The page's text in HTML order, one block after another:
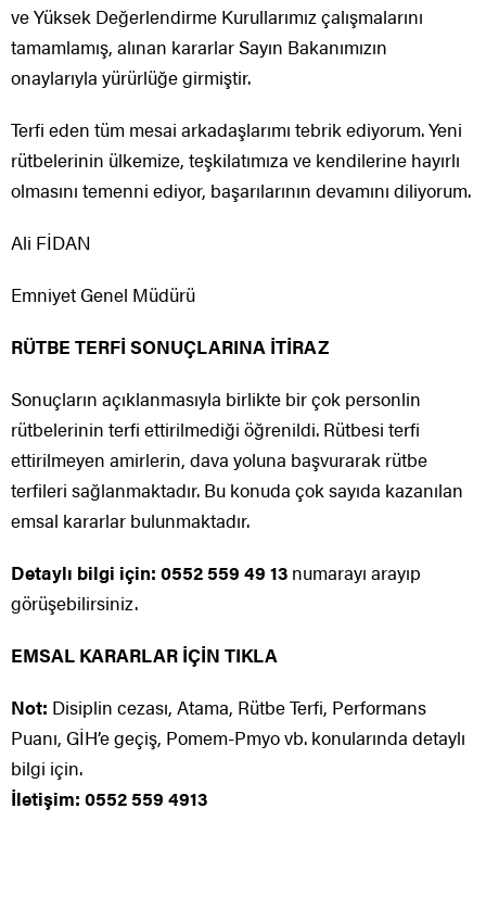
ve Yüksek Değerlendirme Kurullarımız çalışmalarını
tamamlamış, alınan kararlar Sayın Bakanımızın
onaylarıyla yürürlüğe girmiştir.
Terfi eden tüm mesai arkadaşlarımı tebrik ediyorum. Yeni
rütbelerinin ülkemize, teşkilatımıza ve kendilerine hayırlı
olmasını temenni ediyor, başarılarının devamını diliyorum.
Ali FİDAN
Emniyet Genel Müdürü
RÜTBE TERFİ SONUÇLARINA İTİRAZ
Sonuçların açıklanmasıyla birlikte bir çok personlin
rütbelerinin terfi ettirilmediği öğrenildi. Rütbesi terfi
ettirilmeyen amirlerin, dava yoluna başvurarak rütbe
terfileri sağlanmaktadır. Bu konuda çok sayıda kazanılan
emsal kararlar bulunmaktadır.
Detaylı bilgi için: 0552 559 49 13 numarayı arayıp
görüşebilirsiniz.
EMSAL KARARLAR İÇİN TIKLA
Not: Disiplin cezası, Atama, Rütbe Terfi, Performans
Puanı, GİH’e geçiş, Pomem-Pmyo vb. konularında detaylı
bilgi için.
İletişim: 0552 559 4913